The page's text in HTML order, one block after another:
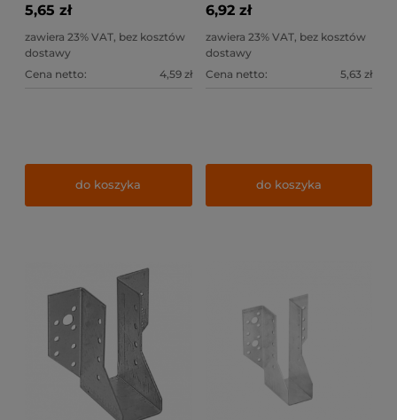
5,65 zł
zawiera 23% VAT, bez kosztów
dostawy
Cena netto:
4,59 zł
do koszyka
6,92 zł
zawiera 23% VAT, bez kosztów
dostawy
Cena netto:
5,63 zł
do koszyka